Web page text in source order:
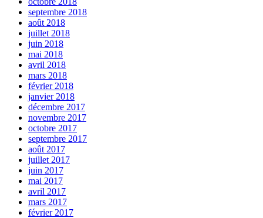
septembre 2018
août 2018
juillet 2018
juin 2018
mai 2018
avril 2018
mars 2018
février 2018
janvier 2018
décembre 2017
novembre 2017
octobre 2017
septembre 2017
août 2017
juillet 2017
juin 2017
mai 2017
avril 2017
mars 2017
février 2017